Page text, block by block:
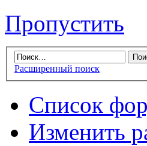
Пропустить
Расширенный поиск
Список
Изменить